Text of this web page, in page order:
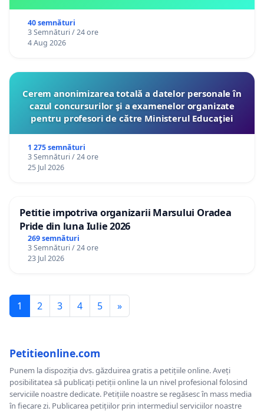
40 semnături
3 Semnături / 24 ore
4 Aug 2026
Cerem anonimizarea totală a datelor personale în
cazul concursurilor şi a examenelor organizate
pentru profesori de către Ministerul Educaţiei
1 275 semnături
3 Semnături / 24 ore
25 Jul 2026
Petitie impotriva organizarii Marsului Oradea
Pride din luna Iulie 2026
269 semnături
3 Semnături / 24 ore
23 Jul 2026
1 2 3 4 5 »
Petitieonline.com
Punem la dispoziția dvs. găzduirea gratis a petițiile online. Aveți
posibilitatea să publicați petiții online la un nivel profesional folosind
serviciile noastre dedicate. Petițiile noastre se regăsesc în mass media
în fiecare zi. Publicarea petițiilor prin intermediul serviciilor noastre